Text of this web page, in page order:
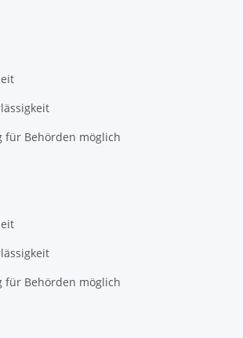
für Behörden möglich
für Behörden möglich